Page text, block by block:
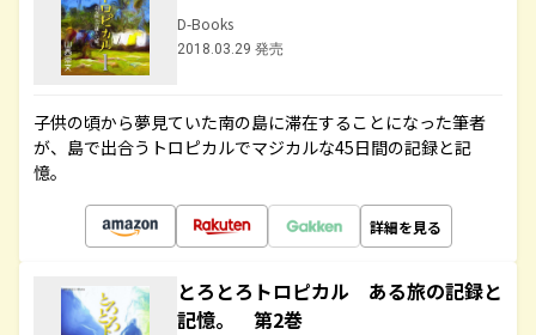
D-Books
2018.03.29 発売
子供の頃から夢見ていた南の島に滞在することになった筆者
が、島で出合うトロピカルでマジカルな45日間の記録と記
憶。
詳細を見る
とろとろトロピカル ある旅の記録と
記憶。 第2巻